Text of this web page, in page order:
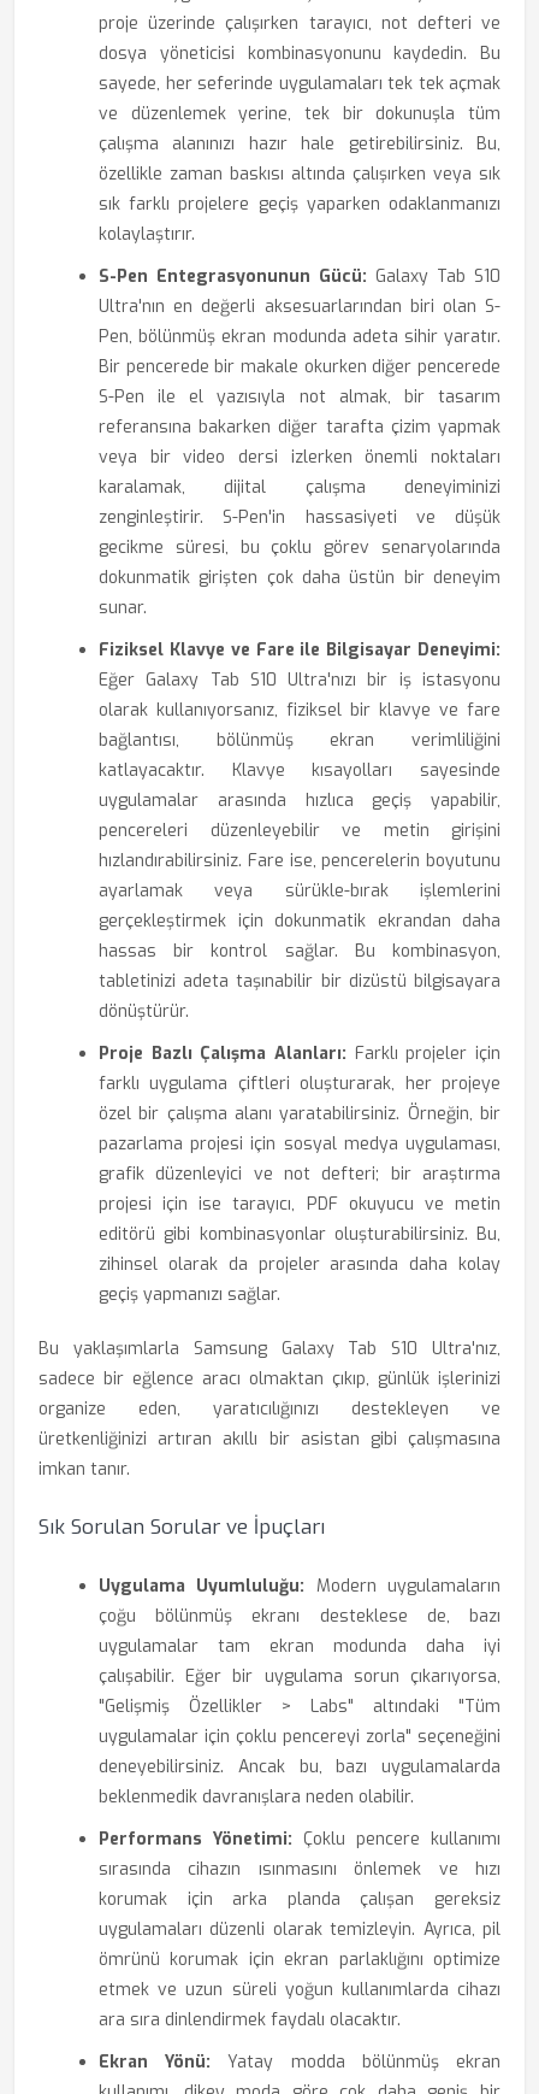
proje üzerinde çalışırken tarayıcı, not defteri ve
dosya yöneticisi kombinasyonunu kaydedin. Bu
sayede, her seferinde uygulamaları tek tek açmak
ve düzenlemek yerine, tek bir dokunuşla tüm
çalışma alanınızı hazır hale getirebilirsiniz. Bu,
özellikle zaman baskısı altında çalışırken veya sık
sık farklı projelere geçiş yaparken odaklanmanızı
kolaylaştırır.
S-Pen Entegrasyonunun Gücü: Galaxy Tab S10
Ultra'nın en değerli aksesuarlarından biri olan S-
Pen, bölünmüş ekran modunda adeta sihir yaratır.
Bir pencerede bir makale okurken diğer pencerede
S-Pen ile el yazısıyla not almak, bir tasarım
referansına bakarken diğer tarafta çizim yapmak
veya bir video dersi izlerken önemli noktaları
karalamak, dijital çalışma deneyiminizi
zenginleştirir. S-Pen'in hassasiyeti ve düşük
gecikme süresi, bu çoklu görev senaryolarında
dokunmatik girişten çok daha üstün bir deneyim
sunar.
Fiziksel Klavye ve Fare ile Bilgisayar Deneyimi:
Eğer Galaxy Tab S10 Ultra'nızı bir iş istasyonu
olarak kullanıyorsanız, fiziksel bir klavye ve fare
bağlantısı, bölünmüş ekran verimliliğini
katlayacaktır. Klavye kısayolları sayesinde
uygulamalar arasında hızlıca geçiş yapabilir,
pencereleri düzenleyebilir ve metin girişini
hızlandırabilirsiniz. Fare ise, pencerelerin boyutunu
ayarlamak veya sürükle-bırak işlemlerini
gerçekleştirmek için dokunmatik ekrandan daha
hassas bir kontrol sağlar. Bu kombinasyon,
tabletinizi adeta taşınabilir bir dizüstü bilgisayara
dönüştürür.
Proje Bazlı Çalışma Alanları: Farklı projeler için
farklı uygulama çiftleri oluşturarak, her projeye
özel bir çalışma alanı yaratabilirsiniz. Örneğin, bir
pazarlama projesi için sosyal medya uygulaması,
grafik düzenleyici ve not defteri; bir araştırma
projesi için ise tarayıcı, PDF okuyucu ve metin
editörü gibi kombinasyonlar oluşturabilirsiniz. Bu,
zihinsel olarak da projeler arasında daha kolay
geçiş yapmanızı sağlar.
Bu yaklaşımlarla Samsung Galaxy Tab S10 Ultra'nız,
sadece bir eğlence aracı olmaktan çıkıp, günlük işlerinizi
organize eden, yaratıcılığınızı destekleyen ve
üretkenliğinizi artıran akıllı bir asistan gibi çalışmasına
imkan tanır.
Sık Sorulan Sorular ve İpuçları
Uygulama Uyumluluğu: Modern uygulamaların
çoğu bölünmüş ekranı desteklese de, bazı
uygulamalar tam ekran modunda daha iyi
çalışabilir. Eğer bir uygulama sorun çıkarıyorsa,
"Gelişmiş Özellikler > Labs" altındaki "Tüm
uygulamalar için çoklu pencereyi zorla" seçeneğini
deneyebilirsiniz. Ancak bu, bazı uygulamalarda
beklenmedik davranışlara neden olabilir.
Performans Yönetimi: Çoklu pencere kullanımı
sırasında cihazın ısınmasını önlemek ve hızı
korumak için arka planda çalışan gereksiz
uygulamaları düzenli olarak temizleyin. Ayrıca, pil
ömrünü korumak için ekran parlaklığını optimize
etmek ve uzun süreli yoğun kullanımlarda cihazı
ara sıra dinlendirmek faydalı olacaktır.
Ekran Yönü: Yatay modda bölünmüş ekran